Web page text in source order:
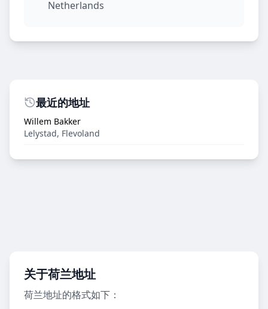
Netherlands
最近的地址
Willem Bakker
Lelystad, Flevoland
关于荷兰地址
荷兰地址的格式如下：